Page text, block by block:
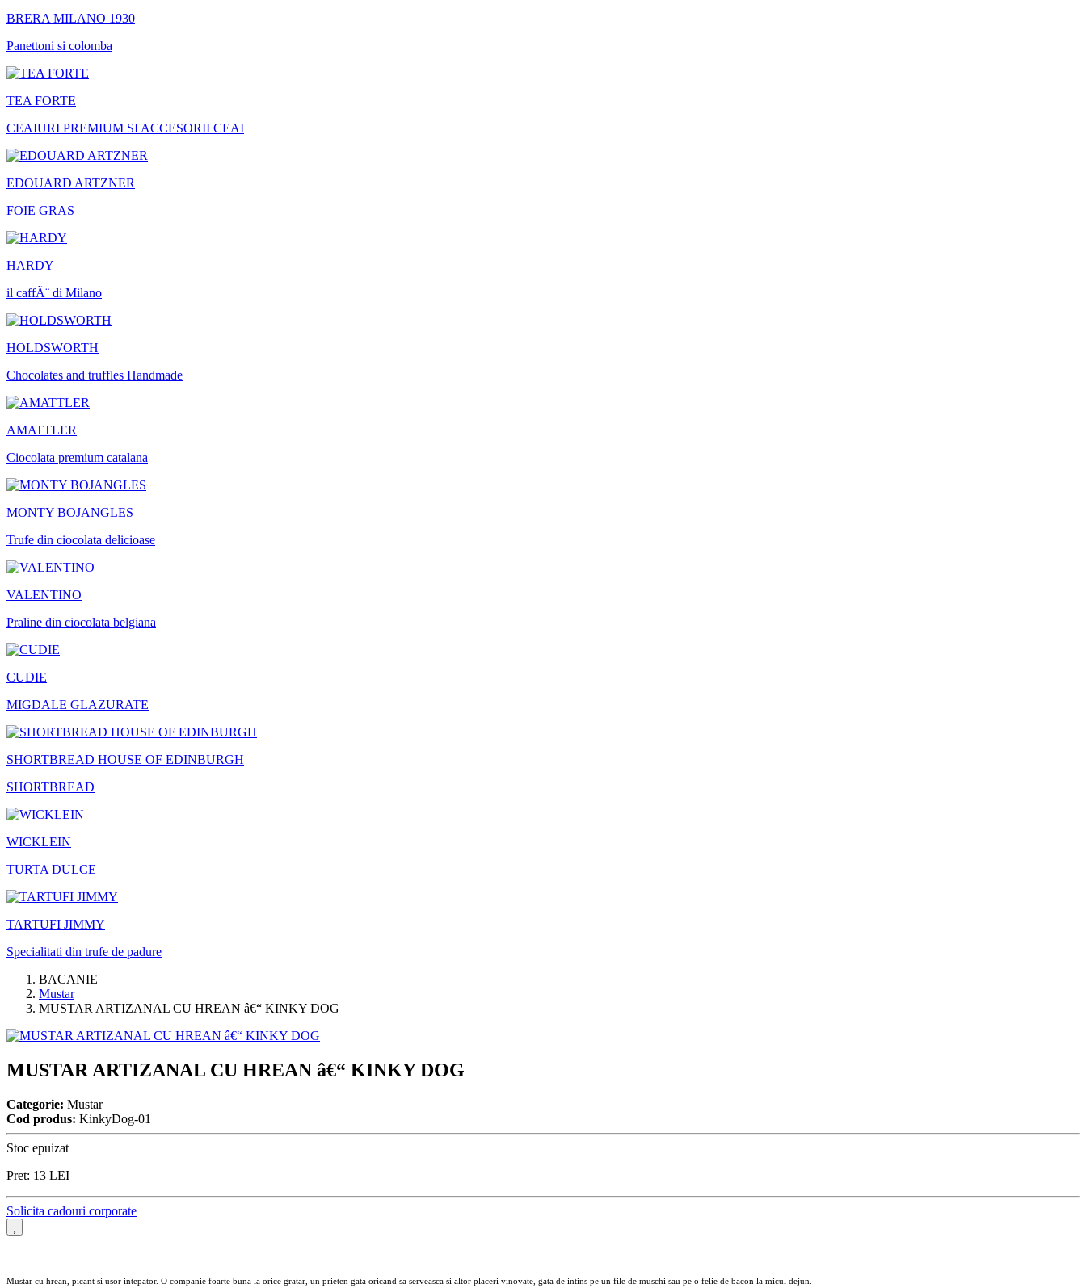
BRERA MILANO 1930
Panettoni si colomba
TEA FORTE
CEAIURI PREMIUM SI ACCESORII CEAI
EDOUARD ARTZNER
FOIE GRAS
HARDY
il caffÃ¨ di Milano
HOLDSWORTH
Chocolates and truffles Handmade
AMATTLER
Ciocolata premium catalana
MONTY BOJANGLES
Trufe din ciocolata delicioase
VALENTINO
Praline din ciocolata belgiana
CUDIE
MIGDALE GLAZURATE
SHORTBREAD HOUSE OF EDINBURGH
SHORTBREAD
WICKLEIN
TURTA DULCE
TARTUFI JIMMY
Specialitati din trufe de padure
BACANIE
Mustar
MUSTAR ARTIZANAL CU HREAN â€“ KINKY DOG
MUSTAR ARTIZANAL CU HREAN â€“ KINKY DOG
Categorie: Mustar
Cod produs: KinkyDog-01
Stoc epuizat
Pret: 13 LEI
Solicita cadouri corporate
Mustar cu hrean, picant si usor intepator. O companie foarte buna la orice gratar, un prieten gata oricand sa serveasca si altor placeri vinovate, gata de intins pe un file de muschi sau pe o felie de bacon la micul dejun.